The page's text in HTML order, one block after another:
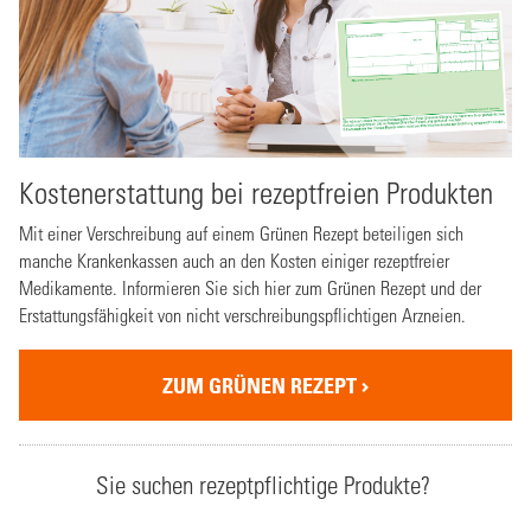
Kostenerstattung bei rezeptfreien Produkten
Mit einer Verschreibung auf einem Grünen Rezept beteiligen sich
manche Krankenkassen auch an den Kosten einiger rezeptfreier
Medikamente. Informieren Sie sich hier zum Grünen Rezept und der
Erstattungsfähigkeit von nicht verschreibungspflichtigen Arzneien.
ZUM GRÜNEN REZEPT
Sie suchen rezeptpflichtige Produkte?